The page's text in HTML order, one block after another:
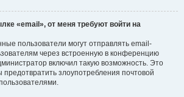
«email», от меня требуют войти на
пользователи могут отправлять email-
через встроенную в конференцию
включил такую возможность. Это
предотвратить злоупотребления почтовой